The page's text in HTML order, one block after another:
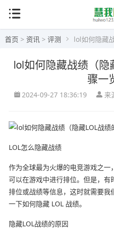
首页 > 资讯 > 评测 lol如何隐藏战
lol如何隐藏战绩（
骤一
2024-09-27 18:36:19 来
LOL怎么隐藏战绩
作为全球最为火爆的电竞游戏之一
可以在游戏中进行排位。但是，
排位或战绩等信息，这时就需要
一下如何隐藏 LOL 战绩。
隐藏LOL战绩的原因